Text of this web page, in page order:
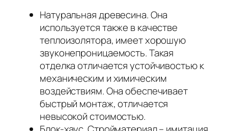
Натуральная древесина. Она
используется также в качестве
теплоизолятора, имеет хорошую
звуконепроницаемость. Такая
отделка отличается устойчивостью к
механическим и химическим
воздействиям. Она обеспечивает
быстрый монтаж, отличается
невысокой стоимостью.